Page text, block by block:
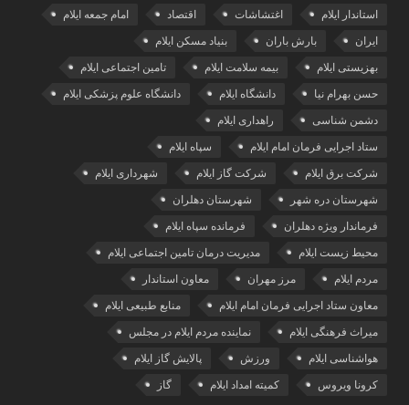
استاندار ایلام اغتشاشات اقتصاد امام جمعه ایلام
ایران بارش باران بنیاد مسکن ایلام
بهزیستی ایلام بیمه سلامت ایلام تامین اجتماعی ایلام
حسن بهرام نیا دانشگاه ایلام دانشگاه علوم پزشکی ایلام
دشمن شناسی راهداری ایلام
ستاد اجرایی فرمان امام ایلام سپاه ایلام
شرکت برق ایلام شرکت گاز ایلام شهرداری ایلام
شهرستان دره شهر شهرستان دهلران
فرماندار ویژه دهلران فرمانده سپاه ایلام
محیط زیست ایلام مدیریت درمان تامین اجتماعی ایلام
مردم ایلام مرز مهران معاون استاندار
معاون ستاد اجرایی فرمان امام ایلام منابع طبیعی ایلام
میراث فرهنگی ایلام نماینده مردم ایلام در مجلس
هواشناسی ایلام ورزش پالایش گاز ایلام
کرونا ویروس کمیته امداد ایلام گاز